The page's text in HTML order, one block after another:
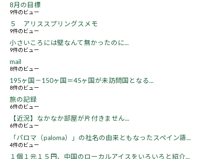
8月の目標
9件のビュー
５ アリススプリングスメモ
9件のビュー
小さいころには壁なんて無かったのに...
9件のビュー
mail
8件のビュー
195ヶ国－150ヶ国＝45ヶ国が未訪問国となる...
8件のビュー
旅の記録
6件のビュー
【近況】なかなか部屋が片付きません...
6件のビュー
「パロマ（paloma）」の社名の由来ともなったスペイン語...
4件のビュー
１個１元１５円、中国のローカルアイスをいろいろと紹介...